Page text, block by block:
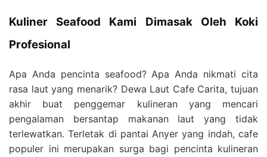
Kuliner Seafood Kami Dimasak Oleh Koki
Profesional
Apa Anda pencinta seafood? Apa Anda nikmati cita
rasa laut yang menarik? Dewa Laut Cafe Carita, tujuan
akhir buat penggemar kulineran yang mencari
pengalaman bersantap makanan laut yang tidak
terlewatkan. Terletak di pantai Anyer yang indah, cafe
populer ini merupakan surga bagi pencinta kulineran